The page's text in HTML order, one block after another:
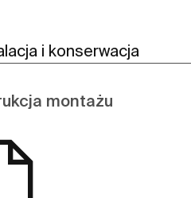
i konserwacja
montażu